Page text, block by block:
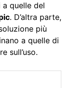
quelle del
. D’altra parte,
più
a quelle di
sull’uso.